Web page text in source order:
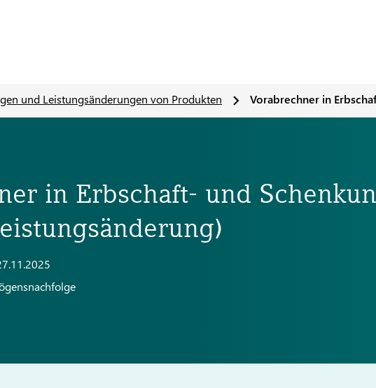
und Leistungsänderungen von Produkten Vorabrechner in
in Erbschaft- und